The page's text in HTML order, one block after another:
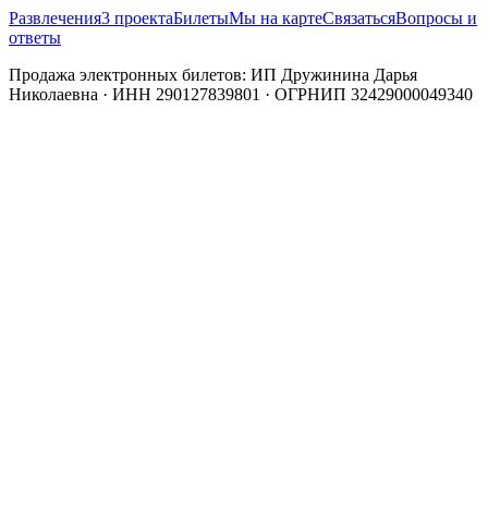
Развлечения3 проектаБилетыМы на картеСвязатьсяВопросы и
ответы
Продажа электронных билетов: ИП Дружинина Дарья
Николаевна · ИНН 290127839801 · ОГРНИП 32429000049340